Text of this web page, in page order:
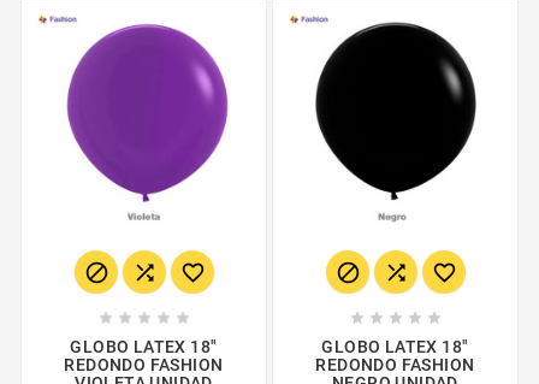
  
    
GLOBO LATEX 18"
REDONDO FASHION
  
    
GLOBO LATEX 18"
REDONDO FASHION